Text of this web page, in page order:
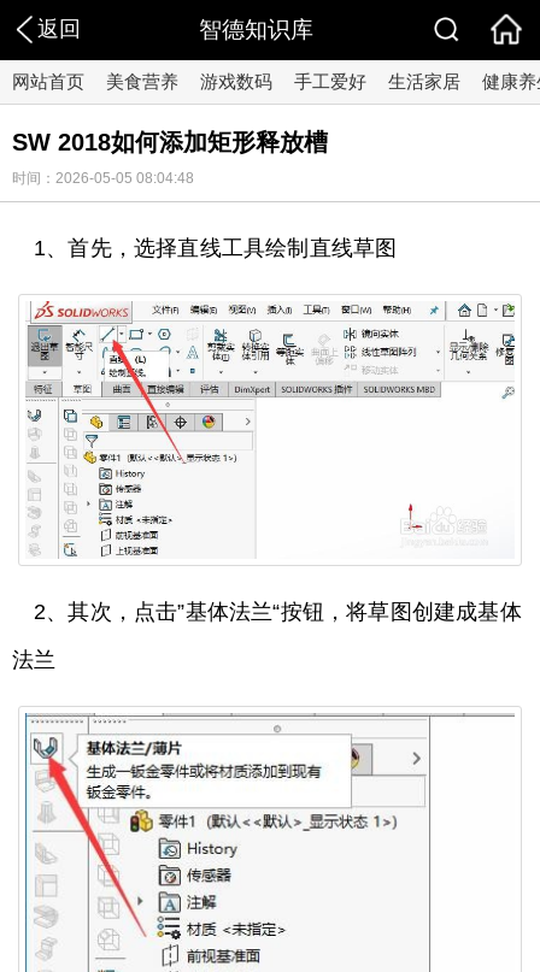
返回 智德知识库
网站首页 美食营养 游戏数码 手工爱好 生活家居 健康养
SW 2018如何添加矩形释放槽
时间：2026-05-05 08:04:48
1、首先，选择直线工具绘制直线草图
2、其次，点击”基体法兰“按钮，将草图创建成基体
法兰